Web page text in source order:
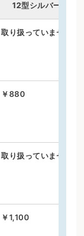
12型シルバー
取り扱っていません
￥880
取り扱っていません
￥1,100